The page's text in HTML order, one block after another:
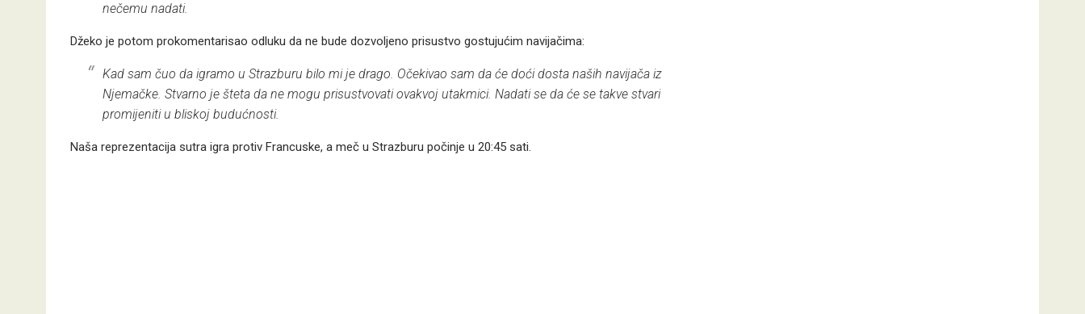
nečemu nadati.
Džeko je potom prokomentarisao odluku da ne bude dozvoljeno prisustvo gostujućim navijačima:
Kad sam čuo da igramo u Strazburu bilo mi je drago. Očekivao sam da će doći dosta naših navijača iz
Njemačke. Stvarno je šteta da ne mogu prisustvovati ovakvoj utakmici. Nadati se da će se takve stvari
promijeniti u bliskoj budućnosti.
Naša reprezentacija sutra igra protiv Francuske, a meč u Strazburu počinje u 20:45 sati.